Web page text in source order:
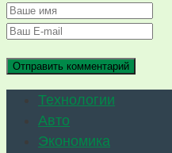
Технологии
Авто
Экономика